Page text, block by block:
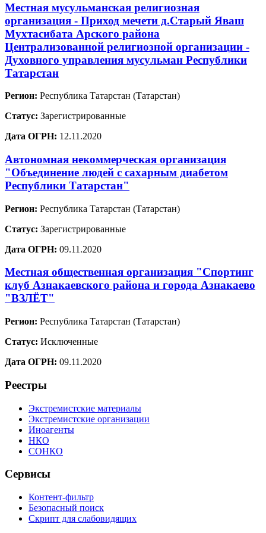
Местная мусульманская религиозная
организация - Приход мечети д.Старый Яваш
Мухтасибата Арского района
Централизованной религиозной организации -
Духовного управления мусульман Республики
Татарстан
Регион: Республика Татарстан (Татарстан)
Статус: Зарегистрированные
Дата ОГРН: 12.11.2020
Автономная некоммерческая организация
"Объединение людей с сахарным диабетом
Республики Татарстан"
Регион: Республика Татарстан (Татарстан)
Статус: Зарегистрированные
Дата ОГРН: 09.11.2020
Местная общественная организация "Спортинг
клуб Азнакаевского района и города Азнакаево
"ВЗЛЁТ"
Регион: Республика Татарстан (Татарстан)
Статус: Исключенные
Дата ОГРН: 09.11.2020
Реестры
Экстремистские материалы
Экстремистские организации
Иноагенты
НКО
СОНКО
Сервисы
Контент-фильтр
Безопасный поиск
Скрипт для слабовидящих